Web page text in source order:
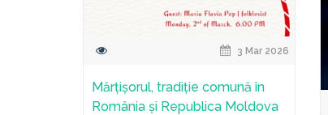
3 Mar 2026
Mărțișorul, tradiție comună în
România și Republica Moldova